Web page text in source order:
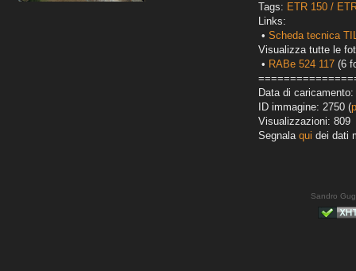
Tags: ETR 150 /
Links:
• Scheda tecnica
Visualizza tutte le
• RABe 524 117 (6
Data di
ID immagine: 2750 (
Visualizzazioni: 809
Segnala qui dei dati
Sandro